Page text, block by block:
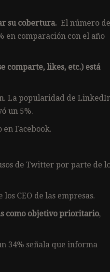
su cobertura. El número de
en comparación con el año
comparte, likes, etc.) está
La popularidad de
un 5%.
Facebook.
de Twitter por parte de
los CEO de las empresas.
como objetivo prioritario,
34% señala que informa